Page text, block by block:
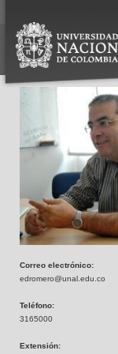
Correo electrónico:
edromero@unal.edu.co
Teléfono:
3165000
Extensión: